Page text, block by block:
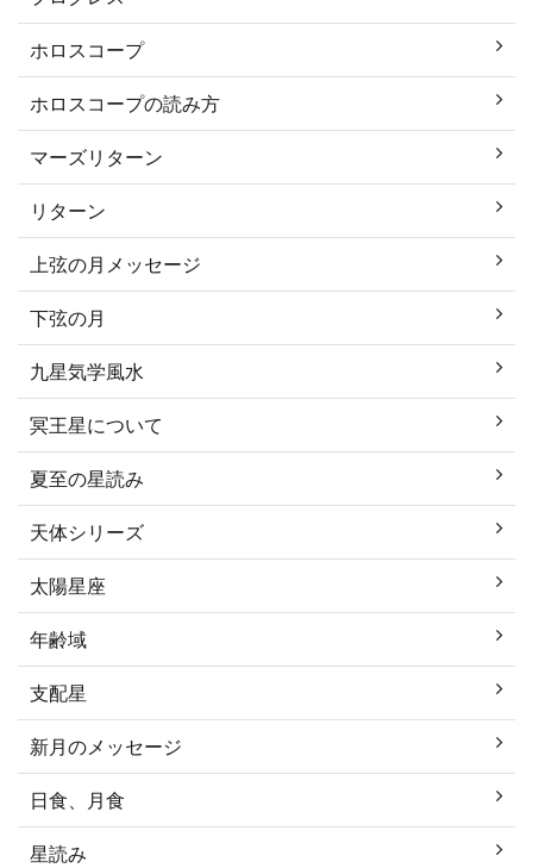
ホロスコープ
ホロスコープの読み方
マーズリターン
リターン
上弦の月メッセージ
下弦の月
九星気学風水
冥王星について
夏至の星読み
天体シリーズ
太陽星座
年齢域
支配星
新月のメッセージ
日食、月食
星読み